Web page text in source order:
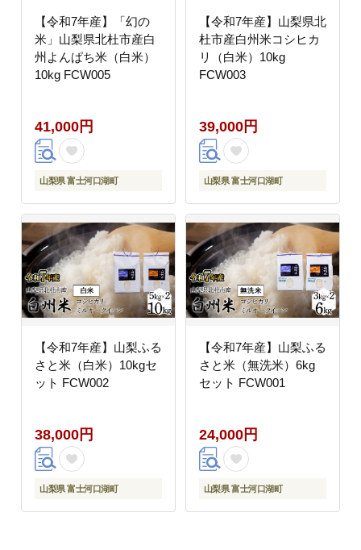
【令和7年産】「幻の
米」山梨県北杜市産白
州よんぱち米（白米）
10kg FCW005
41,000円
山梨県 富士河口湖町
【令和7年産】山梨県北
杜市産白州米コシヒカ
リ（白米）10kg
FCW003
39,000円
山梨県 富士河口湖町
【令和7年産】山梨ふる
さと米（白米）10kgセ
ット FCW002
38,000円
山梨県 富士河口湖町
【令和7年産】山梨ふる
さと米（無洗米）6kg
セット FCW001
24,000円
山梨県 富士河口湖町